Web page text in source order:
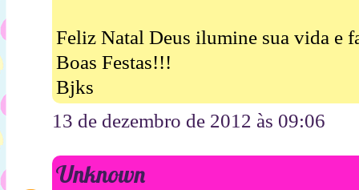
Feliz Natal Deus ilumine sua vida e
Boas Festas!!!
Bjks
13 de dezembro de 2012 às 09:06
Unknown